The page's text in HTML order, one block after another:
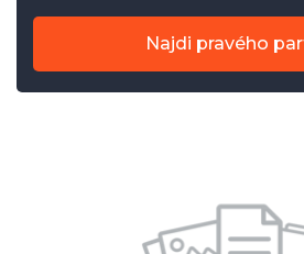
Najdi pravého